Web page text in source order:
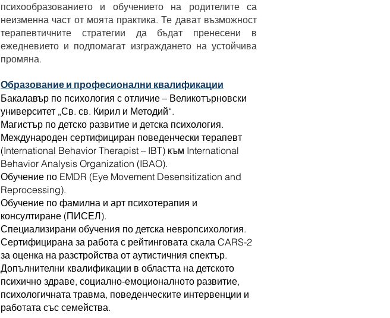
психообразованието и обучението на родителите са
неизменна част от моята практика. Те дават възможност
терапевтичните стратегии да бъдат пренесени в
ежедневието и подпомагат изграждането на устойчива
промяна.
Образование и професионални квалификации
Бакалавър по психология с отличие – Великотърновски
университет „Св. св. Кирил и Методий“.
Магистър по детско развитие и детска психология.
Международен сертифициран поведенчески терапевт
(International Behavior Therapist – IBT) към International
Behavior Analysis Organization (IBAO).
Обучение по EMDR (Eye Movement Desensitization and
Reprocessing).
Обучение по фамилна и арт психотерапия и
консултиране (ПИСЕЛ).
Специализирани обучения по детска невропсихология.
Сертифицирана за работа с рейтинговата скала CARS-2
за оценка на разстройства от аутистичния спектър.
Допълнителни квалификации в областта на детското
психично здраве, социално-емоционалното развитие,
психологичната травма, поведенческите интервенции и
работата със семейства.